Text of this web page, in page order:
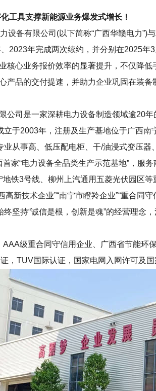
工具支撑新能源业务爆发式增长！
设备有限公司(以下简称“广西华赣电力
2023年完成两次续约，并分别在2025
核心业务报价效率的显著提升，不仅降
产品的交付提速，并助力企业巩固在装备
公司是一家深耕电力设备制造领域逾20年
立于2003年，注册及生产基地位于广西南
业从事高、低压配电柜、干/油浸式变压
家“电力设备全品类生产示范基地”，服务
铁3号线、柳州上汽通用五菱光伏园区
高新技术企业”“南宁市瞪羚企业”“重合同守
终坚持“诚信是根，创新是魂”的经营理念
级重合同守信用企业、广西省节能环保
，TUV国际认证，国家电网入网许可及